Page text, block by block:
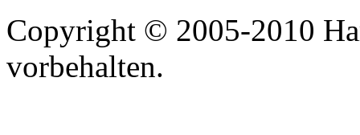
Copyright © 2005-2010
vorbehalten.